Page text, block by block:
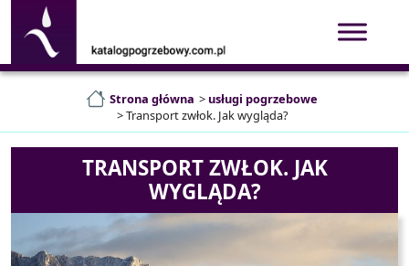
Strona główna > usługi pogrzebowe
>Transport zwłok. Jak wygląda?
TRANSPORT ZWŁOK. JAK
WYGLĄDA?